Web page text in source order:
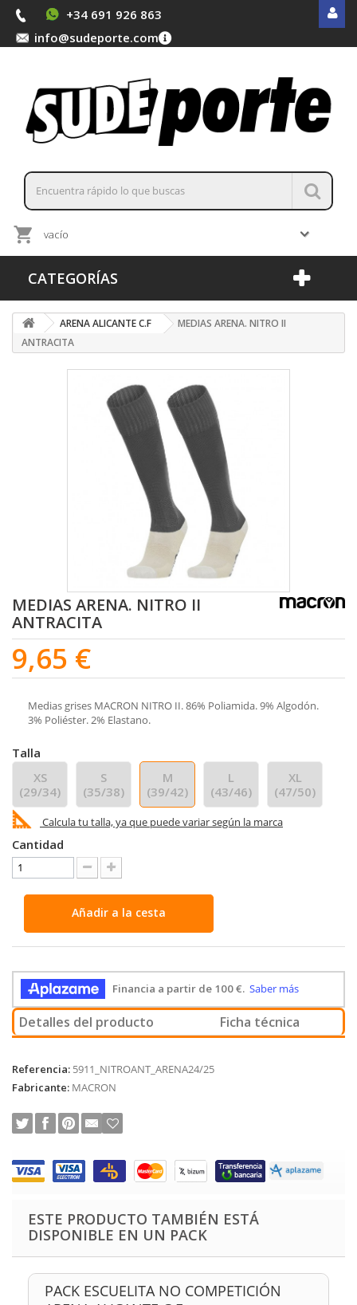
+34 691 926 863
info@sudeporte.com
vacío
CATEGORÍAS
ARENA ALICANTE C.F
MEDIAS ARENA. NITRO II
ANTRACITA
MEDIAS ARENA. NITRO II
ANTRACITA
9,65 €
Medias grises MACRON NITRO II. 86% Poliamida. 9% Algodón.
3% Poliéster. 2% Elastano.
Talla
XS
(29/34)
S
(35/38)
M
(39/42)
L
(43/46)
XL
(47/50)
Calcula tu talla, ya que puede variar según la marca
Cantidad
Añadir a la cesta
Detalles del producto Ficha técnica
Referencia: 5911_NITROANT_ARENA24/25
Fabricante: MACRON
ESTE PRODUCTO TAMBIÉN ESTÁ
DISPONIBLE EN UN PACK
PACK ESCUELITA NO COMPETICIÓN